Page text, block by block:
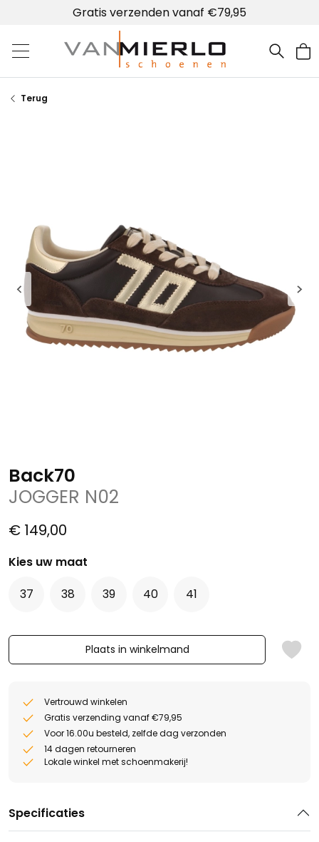
Gratis verzenden vanaf €79,95
Home | Van Mierlo schoenen
Terug
Back70
JOGGER N02
€ 149,00
Kies uw maat
37
38 39 40 41
Plaats in winkelmand
Vertrouwd winkelen
Gratis verzending vanaf €79,95
Voor 16.00u besteld, zelfde dag verzonden
14 dagen retourneren
Lokale winkel met schoenmakerij!
Specificaties